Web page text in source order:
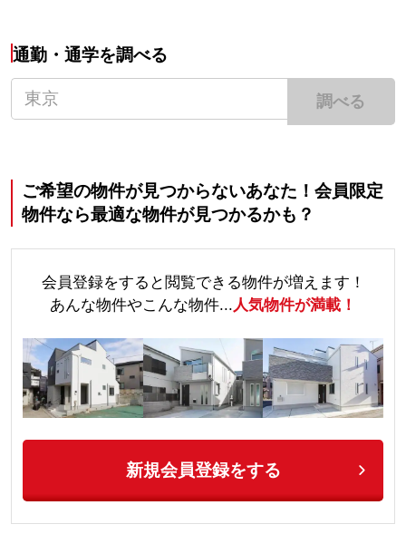
通勤・通学を調べる
調べる
ご希望の物件が見つからないあなた！会員限定
物件なら最適な物件が見つかるかも？
会員登録をすると閲覧できる物件が増えます！
あんな物件やこんな物件... 人気物件が満載！
新規会員登録をする